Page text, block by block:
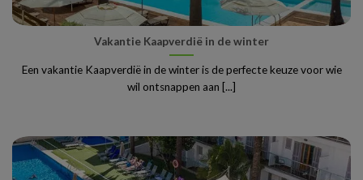
Vakantie Kaapverdië in de winter
Een vakantie Kaapverdië in de winter is de perfecte keuze voor wie
wil ontsnappen aan [...]